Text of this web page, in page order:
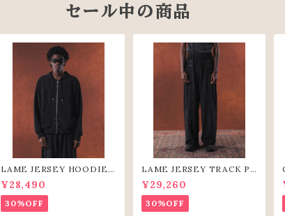
セール中の商品
LAME JERSEY HOODIE
(BLK)
¥28,490
30%OFF
LAME JERSEY TRACK PA
NTS（BLK）
¥29,260
30%OFF